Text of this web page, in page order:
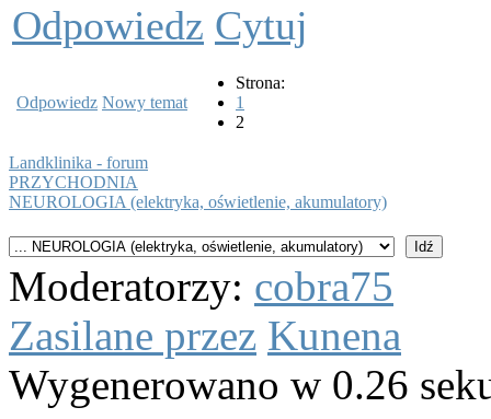
Odpowiedz Cytuj
Odpowiedz Nowy temat
Strona:
1
2
Landklinika - forum
PRZYCHODNIA
NEUROLOGIA (elektryka, oświetlenie, akumulatory)
Moderatorzy: cobra75
Zasilane przez Kunena
Wygenerowano w 0.26